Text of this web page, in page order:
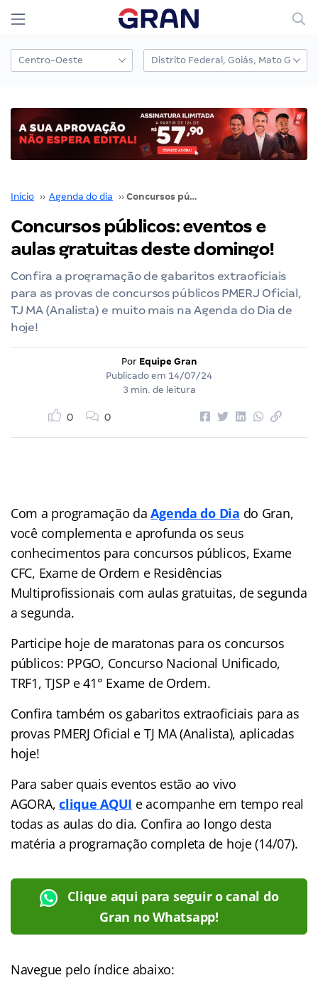
Início ›› Agenda do dia ›› Concursos públicos: eventos e aulas gratuitas deste domingo!
Concursos públicos: eventos e
aulas gratuitas deste domingo!
Confira a programação de gabaritos extraoficiais
para as provas de concursos públicos PMERJ Oficial,
TJ MA (Analista) e muito mais na Agenda do Dia de
hoje!
Por Equipe Gran
Publicado em 14/07/24
3 min. de leitura
0 0
Com a programação daAgenda do Dia do Gran,
você complementa e aprofunda os seus
conhecimentos para concursos públicos, Exame
CFC, Exame de Ordem e Residências
Multiprofissionais com aulas gratuitas, de segunda
a segunda.
Participe hoje de maratonas para os concursos
públicos: PPGO, Concurso Nacional Unificado,
TRF1, TJSP e 41° Exame de Ordem.
Confira também os gabaritos extraoficiais para as
provas PMERJ Oficial e TJ MA (Analista), aplicadas
hoje!
Para saber quais eventos estão ao vivo
AGORA,clique AQUI e acompanhe em tempo real
todas as aulas do dia. Confira ao longo desta
matéria a programação completa de hoje (14/07).
Clique aqui para seguir o canal do
Gran no Whatsapp!
Navegue pelo índice abaixo: